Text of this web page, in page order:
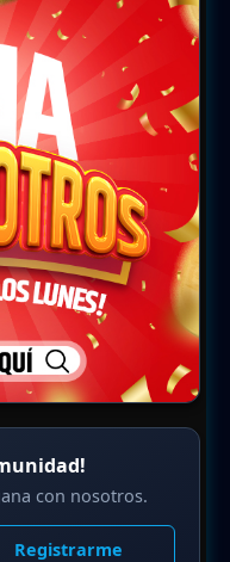
con nosotros.
Registrarme